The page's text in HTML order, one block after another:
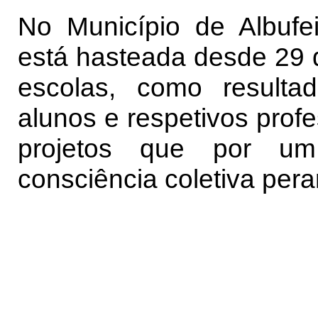
No Município de
está hasteada desde 29
escolas, como
alunos e respetivos
projetos que por
consciência coletiva